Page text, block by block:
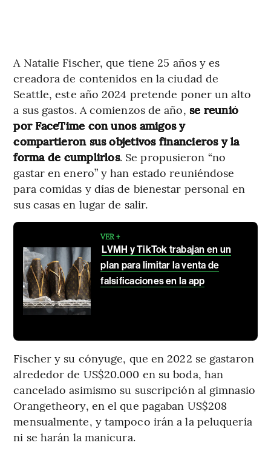
A Natalie Fischer, que tiene 25 años y es
creadora de contenidos en la ciudad de
Seattle, este año 2024 pretende poner un alto
a sus gastos. A comienzos de año, se reunió
por FaceTime con unos amigos y
compartieron sus objetivos financieros y la
forma de cumplirlos. Se propusieron “no
gastar en enero” y han estado reuniéndose
para comidas y días de bienestar personal en
sus casas en lugar de salir.
VER +
LVMH y TikTok trabajan en un
plan para limitar la venta de
falsificaciones en la app
Fischer y su cónyuge, que en 2022 se gastaron
alrededor de US$20.000 en su boda, han
cancelado asimismo su suscripción al gimnasio
Orangetheory, en el que pagaban US$208
mensualmente, y tampoco irán a la peluquería
ni se harán la manicura.